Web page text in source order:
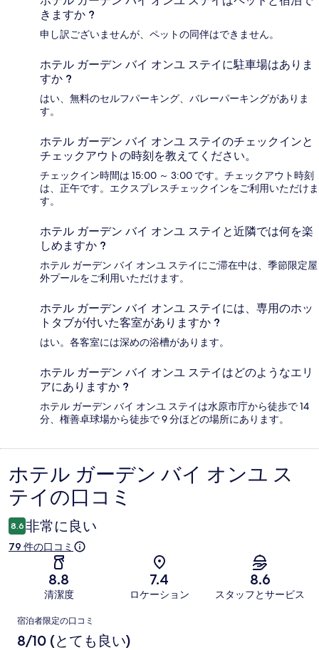
きますか ?
申し訳ございませんが、ペットの同伴はできません。
ホテル ガーデン バイ オンユ ステイに駐車場はありま
すか ?
はい、無料のセルフパーキング、バレーパーキングがありま
す。
ホテル ガーデン バイ オンユ ステイのチェックインと
チェックアウトの時刻を教えてください。
チェックイン時間は 15:00 ～ 3:00 です。チェックアウト時刻
は、正午です。エクスプレスチェックインをご利用いただけま
す。
ホテル ガーデン バイ オンユ ステイと近隣では何を楽
しめますか ?
ホテル ガーデン バイ オンユ ステイにご滞在中は、季節限定屋
外プールをご利用いただけます。
ホテル ガーデン バイ オンユ ステイには、専用のホッ
トタブが付いた客室がありますか ?
はい。各客室には深めの浴槽があります。
ホテル ガーデン バイ オンユ ステイはどのようなエリ
アにありますか ?
ホテル ガーデン バイ オンユ ステイは水原市庁から徒歩で 14
分、権善卓球場から徒歩で 9 分ほどの場所にあります。
口
コ
ミ
ホテル ガーデン バイ オンユ ス
テイの口コミ
8.6 非常に良い
79 件の口コミ
8.8
清潔度
7.4
ロケーション
8.6
スタッフとサービス
口
コ
宿泊者限定の口コミ
8/10 (とても良い)